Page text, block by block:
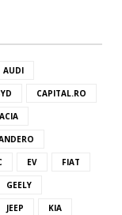
AUDI
CAPITAL.RO
EV FIAT
GEELY
JEEP KIA